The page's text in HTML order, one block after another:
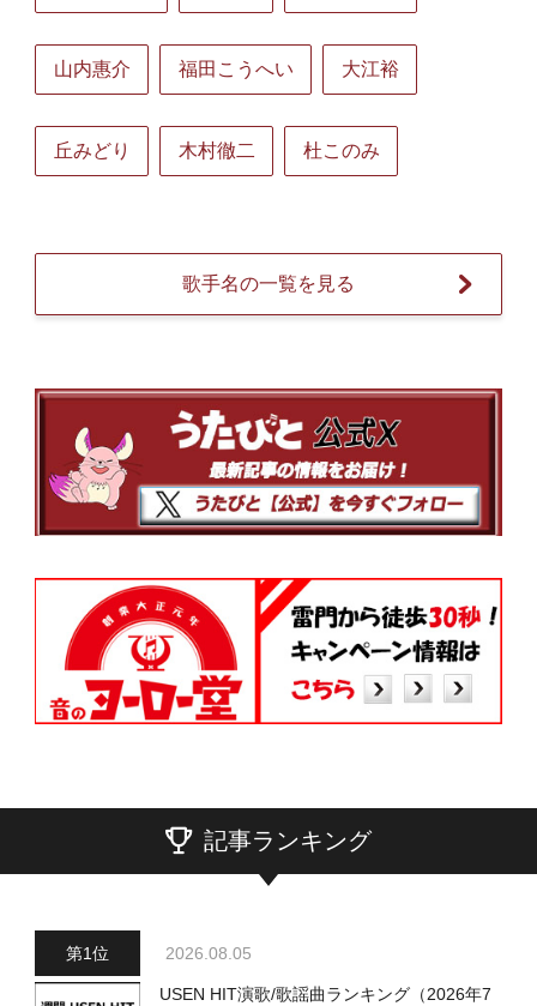
山内惠介 福田こうへい 大江裕
丘みどり 木村徹二 杜このみ
歌手名の一覧を見る
記事ランキング
2026.08.05
USEN HIT演歌/歌謡曲ランキング（2026年7